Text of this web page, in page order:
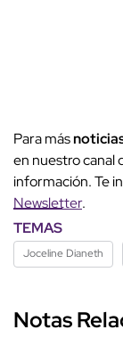
Para más
en nuestro canal
información. Te
Newsletter.
TEMAS
Joceline Dianeth
Notas